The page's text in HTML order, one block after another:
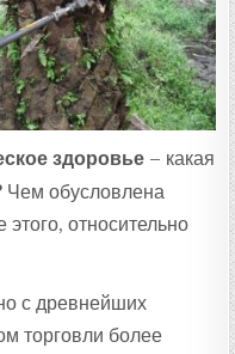
здоровье – какая
Чем обусловлена
относительно
с древнейших
торговли более